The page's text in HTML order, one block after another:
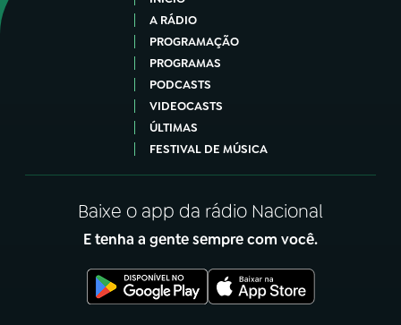
A RÁDIO
PROGRAMAÇÃO
PROGRAMAS
PODCASTS
VIDEOCASTS
ÚLTIMAS
FESTIVAL DE MÚSICA
Baixe o app da rádio Nacional
E tenha a gente sempre com você.